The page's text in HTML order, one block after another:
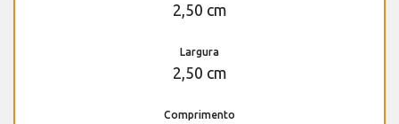
2,50 cm
Largura
2,50 cm
Comprimento